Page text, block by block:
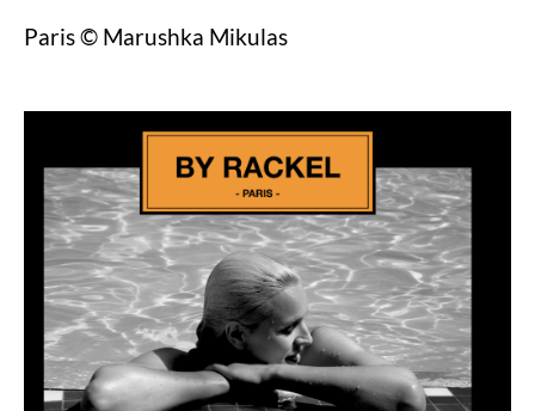
Paris © Marushka Mikulas